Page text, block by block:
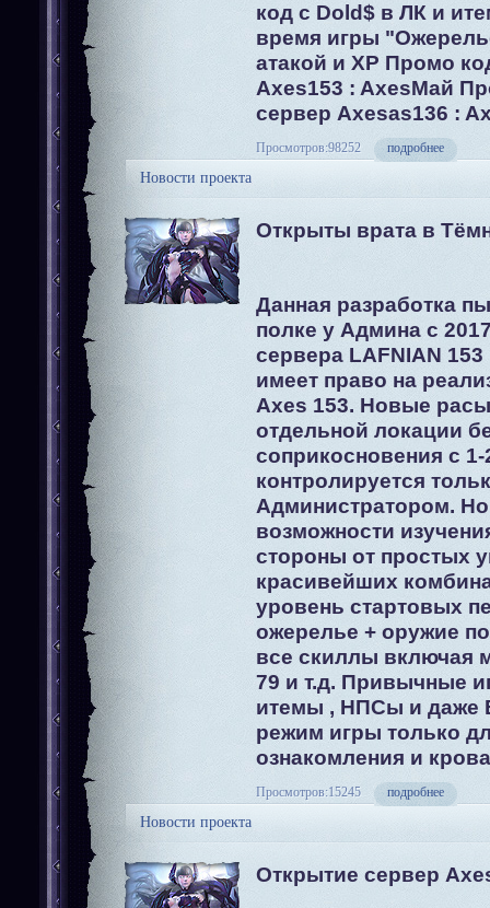
код с Dold$ в ЛК и
время игры
атакой и ХР Промо
Axes153 : AxesМай
сервер Axesas136 :
Просмотров:98252 подробнее
Новости проекта
Открыты врата в
Данная разработка
полке у Админа с
сервера LAFNIAN 153
имеет право на
Axes 153. Новые
отдельной локации
соприкосновения с 1-
контролируется
Администратором.
возможности
стороны от простых
красивейших
уровень стартовых
ожерелье + оружие
все скиллы включая
79 и т.д. Привычные
итемы , НПСы и даже
режим игры только
ознакомления и
Просмотров:15245 подробнее
Новости проекта
Открытие сервер